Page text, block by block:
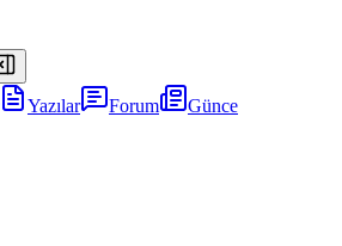
Yazılar Forum
Günce